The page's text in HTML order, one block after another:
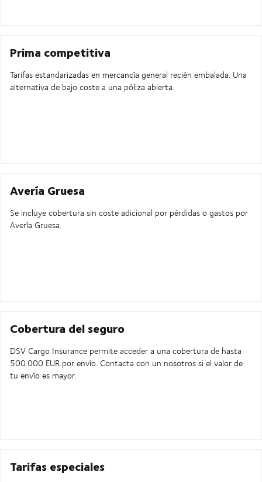
Prima competitiva
Tarifas estandarizadas en mercancía general recién embalada. Una
alternativa de bajo coste a una póliza abierta.
Avería Gruesa
Se incluye cobertura sin coste adicional por pérdidas o gastos por
Avería Gruesa.
Cobertura del seguro
DSV Cargo Insurance permite acceder a una cobertura de hasta
500.000 EUR por envío. Contacta con un nosotros si el valor de
tu envío es mayor.
Tarifas especiales